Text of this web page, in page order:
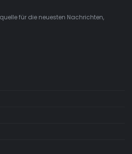
für die neuesten Nachrichten,